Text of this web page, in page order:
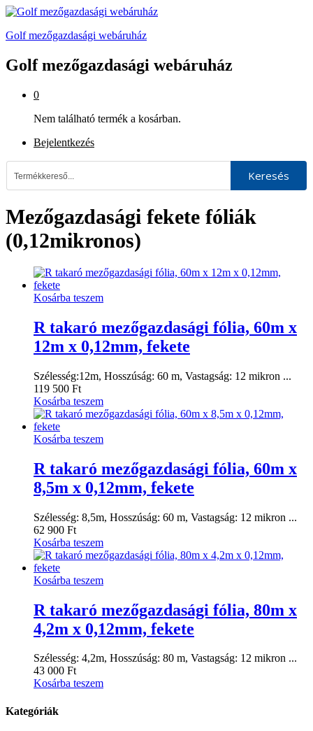
Golf mezőgazdasági webáruház
Golf mezőgazdasági webáruház
0
Nem található termék a kosárban.
Bejelentkezés
Keresés
Mezőgazdasági fekete fóliák
(0,12mikronos)
Kosárba teszem
R takaró mezőgazdasági fólia, 60m x
12m x 0,12mm, fekete
Szélesség:12m, Hosszúság: 60 m, Vastagság: 12 mikron ...
119 500 Ft
Kosárba teszem
Kosárba teszem
R takaró mezőgazdasági fólia, 60m x
8,5m x 0,12mm, fekete
Szélesség: 8,5m, Hosszúság: 60 m, Vastagság: 12 mikron ...
62 900 Ft
Kosárba teszem
Kosárba teszem
R takaró mezőgazdasági fólia, 80m x
4,2m x 0,12mm, fekete
Szélesség: 4,2m, Hosszúság: 80 m, Vastagság: 12 mikron ...
43 000 Ft
Kosárba teszem
Kategóriák